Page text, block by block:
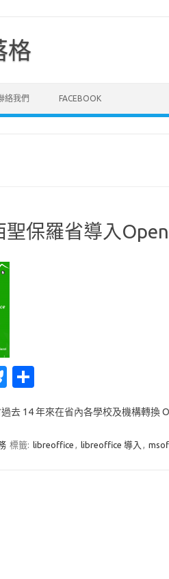
格
絡我們 FACEBOOK
保羅省導入
Bl
es
k
去 14 年來在省內各學校及機構轉換
標籤: libreoffice , libreoffice 導入 ,